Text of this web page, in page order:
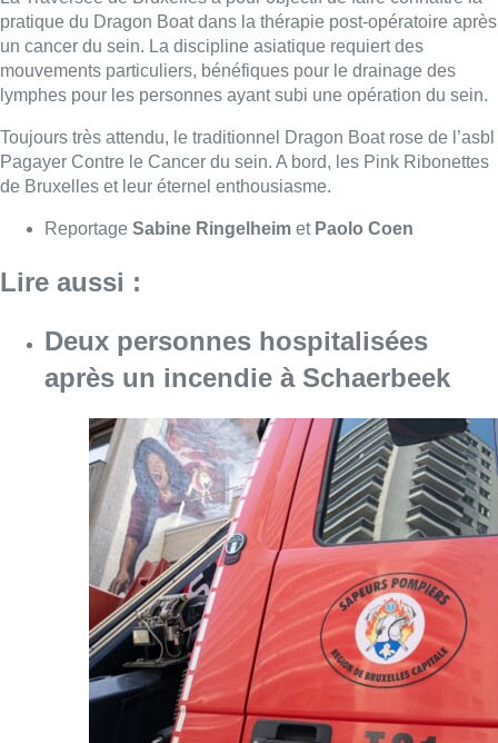
Deux personnes hospitalisées
après un incendie à Schaerbeek
09 août 2026Consulter l'article "Deux personnes
Un nouveau club de MMA ouvre
ses portes à Evere : “C’est pas
comme on voit à la télé”